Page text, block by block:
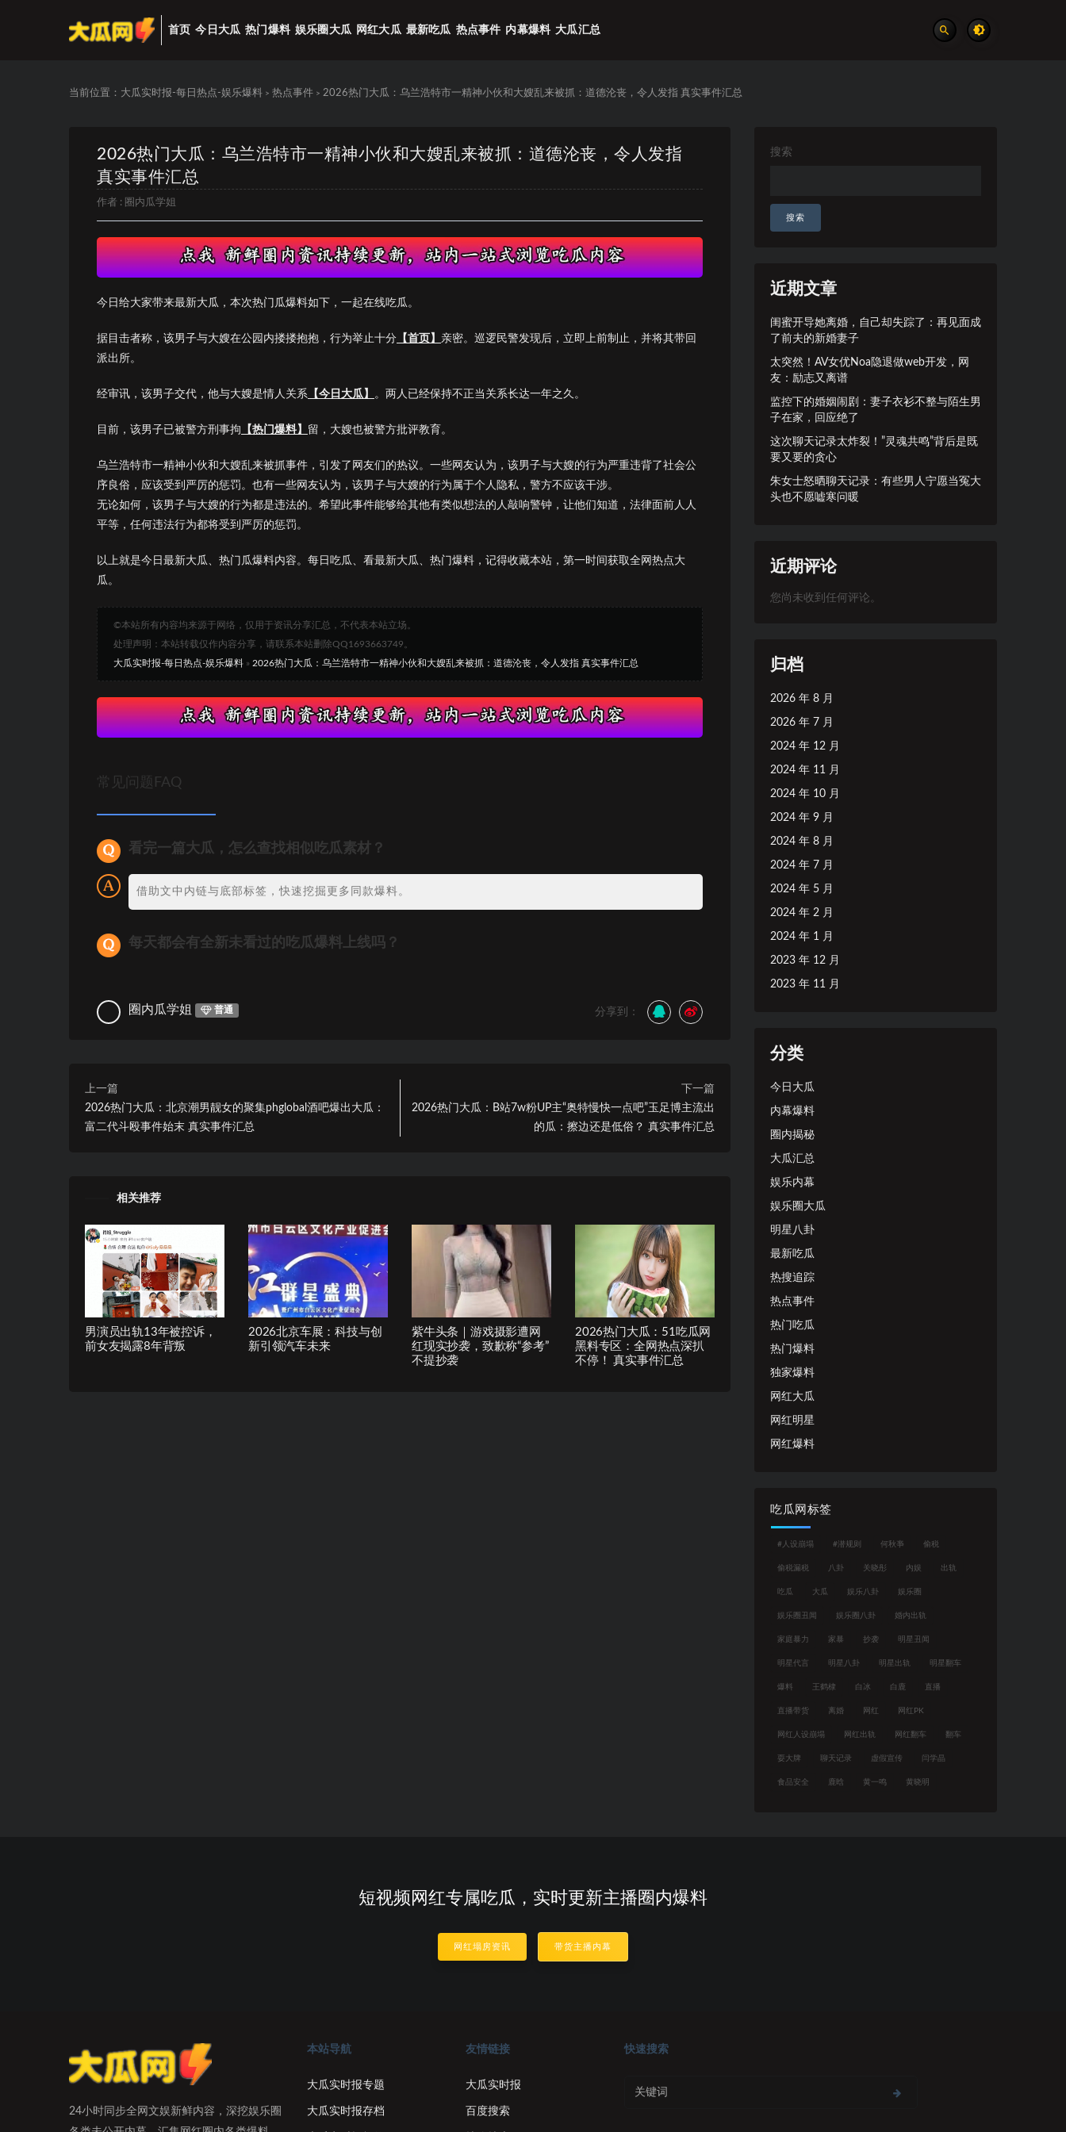
首页 今日大瓜 热门爆料 娱乐圈大瓜 网红大瓜 最新吃瓜 热点事件 内幕爆料 大瓜汇总
当前位置： 大瓜实时报-每日热点-娱乐爆料 > 热点事件 > 2026热门大瓜：乌兰浩特市一精神小伙和大嫂乱来被抓：道德沦丧，令人发指 真实事件汇总
2026热门大瓜：乌兰浩特市一精神小伙和大嫂乱来被抓：道德沦丧，令人发指
真实事件汇总
作者 : 圈内瓜学姐
今日给大家带来最新大瓜，本次热门瓜爆料如下，一起在线吃瓜。
据目击者称，该男子与大嫂在公园内搂搂抱抱，行为举止十分 【首页】 亲密。巡逻民警发现后，立即上前制止，并将其带回
派出所。
经审讯，该男子交代，他与大嫂是情人关系 【今日大瓜】 。两人已经保持不正当关系长达一年之久。
目前，该男子已被警方刑事拘 【热门爆料】 留，大嫂也被警方批评教育。
乌兰浩特市一精神小伙和大嫂乱来被抓事件，引发了网友们的热议。一些网友认为，该男子与大嫂的行为严重违背了社会公
序良俗，应该受到严厉的惩罚。也有一些网友认为，该男子与大嫂的行为属于个人隐私，警方不应该干涉。
无论如何，该男子与大嫂的行为都是违法的。希望此事件能够给其他有类似想法的人敲响警钟，让他们知道，法律面前人人
平等，任何违法行为都将受到严厉的惩罚。
以上就是今日最新大瓜、热门瓜爆料内容。每日吃瓜、看最新大瓜、热门爆料，记得收藏本站，第一时间获取全网热点大
瓜。
©本站所有内容均来源于网络，仅用于资讯分享汇总，不代表本站立场。
处理声明：本站转载仅作内容分享，请联系本站删除QQ1693663749。
大瓜实时报-每日热点-娱乐爆料 » 2026热门大瓜：乌兰浩特市一精神小伙和大嫂乱来被抓：道德沦丧，令人发指 真实事件汇总
常见问题FAQ
看完一篇大瓜，怎么查找相似吃瓜素材？
借助文中内链与底部标签，快速挖掘更多同款爆料。
每天都会有全新未看过的吃瓜爆料上线吗？
圈内瓜学姐 普通 分享到：
上一篇
2026热门大瓜：北京潮男靓女的聚集phglobal酒吧爆出大瓜：
富二代斗殴事件始末 真实事件汇总
下一篇
2026热门大瓜：B站7w粉UP主“奥特慢快一点吧”玉足博主流出
的瓜：擦边还是低俗？ 真实事件汇总
相关推荐
男演员出轨13年被控诉，
前女友揭露8年背叛
2026北京车展：科技与创
新引领汽车未来
紫牛头条｜游戏摄影遭网
红现实抄袭，致歉称“参考”
不提抄袭
2026热门大瓜：51吃瓜网
黑料专区：全网热点深扒
不停！ 真实事件汇总
搜索
搜索
近期文章
闺蜜开导她离婚，自己却失踪了：再见面成
了前夫的新婚妻子
太突然！AV女优Noa隐退做web开发，网
友：励志又离谱
监控下的婚姻闹剧：妻子衣衫不整与陌生男
子在家，回应绝了
这次聊天记录太炸裂！”灵魂共鸣”背后是既
要又要的贪心
朱女士怒晒聊天记录：有些男人宁愿当冤大
头也不愿嘘寒问暖
近期评论
您尚未收到任何评论。
归档
2026 年 8 月
2026 年 7 月
2024 年 12 月
2024 年 11 月
2024 年 10 月
2024 年 9 月
2024 年 8 月
2024 年 7 月
2024 年 5 月
2024 年 2 月
2024 年 1 月
2023 年 12 月
2023 年 11 月
分类
今日大瓜
内幕爆料
圈内揭秘
大瓜汇总
娱乐内幕
娱乐圈大瓜
明星八卦
最新吃瓜
热搜追踪
热点事件
热门吃瓜
热门爆料
独家爆料
网红大瓜
网红明星
网红爆料
吃瓜网标签
#人设崩塌 #潜规则 何秋亊 偷税
偷税漏税 八卦 关晓彤 内娱 出轨
吃瓜 大瓜 娱乐八卦 娱乐圈
娱乐圈丑闻 娱乐圈八卦 婚内出轨
家庭暴力 家暴 抄袭 明星丑闻
明星代言 明星八卦 明星出轨 明星翻车
爆料 王鹤棣 白冰 白鹿 直播
直播带货 离婚 网红 网红PK
网红人设崩塌 网红出轨 网红翻车 翻车
耍大牌 聊天记录 虚假宣传 闫学晶
食品安全 鹿晗 黄一鸣 黄晓明
短视频网红专属吃瓜，实时更新主播圈内爆料
网红塌房资讯 带货主播内幕
24小时同步全网文娱新鲜内容，深挖娱乐圈
本站导航
大瓜实时报专题
大瓜实时报存档
友情链接
大瓜实时报
百度搜索
快速搜索